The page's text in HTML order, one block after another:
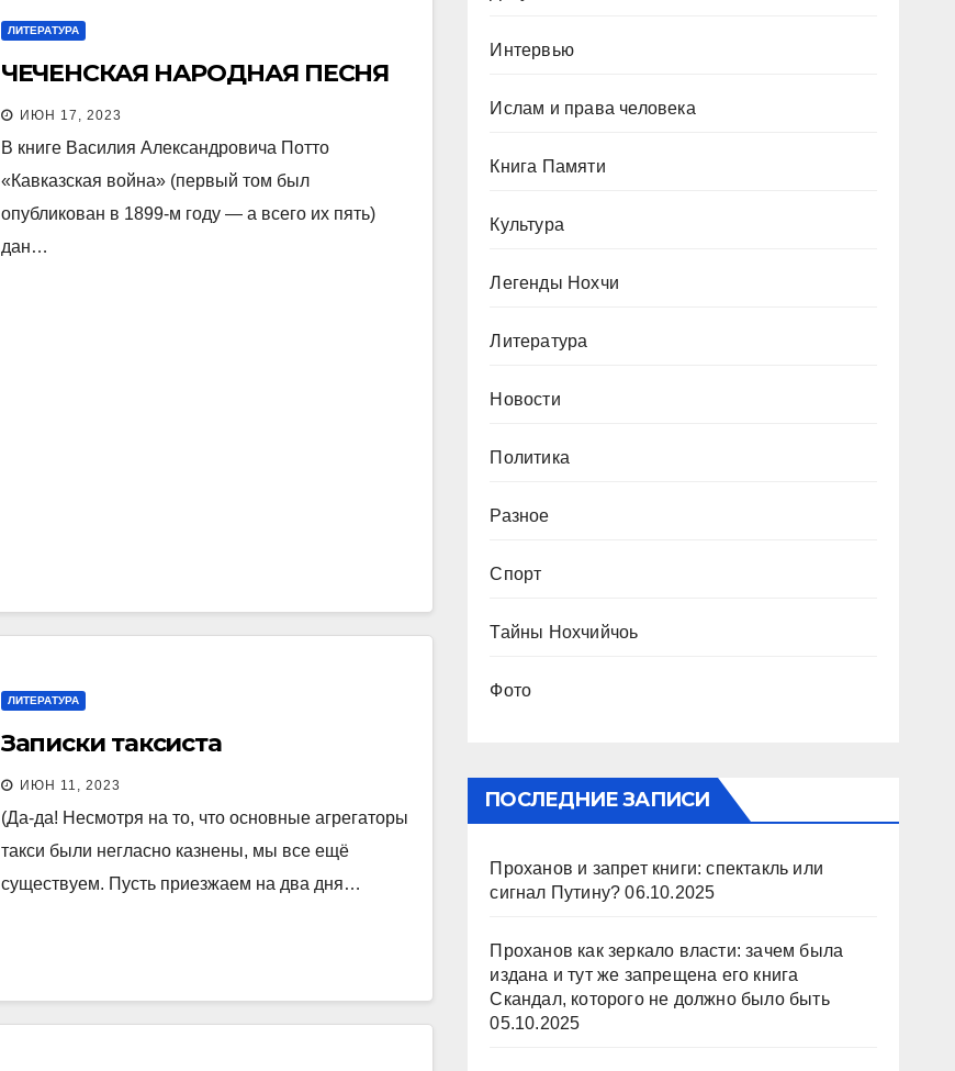
ЛИТЕРАТУРА
ЧЕЧЕНСКАЯ НАРОДНАЯ ПЕСНЯ
ИЮН 17, 2023
В книге Василия Александровича Потто
«Кавказская война» (первый том был
опубликован в 1899-м году — а всего их пять)
дан…
ЛИТЕРАТУРА
Записки таксиста
ИЮН 11, 2023
(Да-да! Несмотря на то, что основные агрегаторы
такси были негласно казнены, мы все ещё
существуем. Пусть приезжаем на два дня…
Интервью
Ислам и права человека
Книга Памяти
Культура
Легенды Нохчи
Литература
Новости
Политика
Разное
Спорт
Тайны Нохчийчоь
Фото
ПОСЛЕДНИЕ ЗАПИСИ
Проханов и запрет книги: спектакль или
сигнал Путину? 06.10.2025
Проханов как зеркало власти: зачем была
издана и тут же запрещена его книга
Скандал, которого не должно было быть
05.10.2025